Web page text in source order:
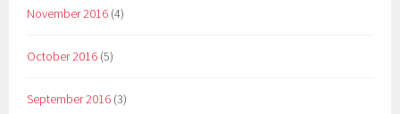
November 2016 (4)
October 2016 (5)
September 2016 (3)